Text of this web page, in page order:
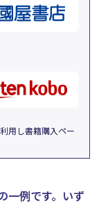
用し書籍購入ペー
例です。 いず